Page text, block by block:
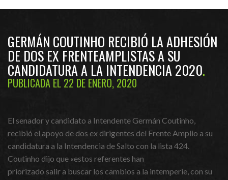
GERMÁN COUTINHO RECIBIÓ LA ADHESIÓN
DE DOS EX FRENTEAMPLISTAS A SU
CANDIDATURA A LA INTENDENCIA 2020
PUBLICADA EL 22 DE ENERO, 2020
El senador y candidato a Intendente Germán Coutinho,
recibió el apoyo de dos ex dirigentes del Frente Amplio a su
candidatura a la Intendencia de Salto con la lista 424.
Coutinho dijo que «estos referentes han
priorizado salir a buscar los cambios a la intemperie, con su